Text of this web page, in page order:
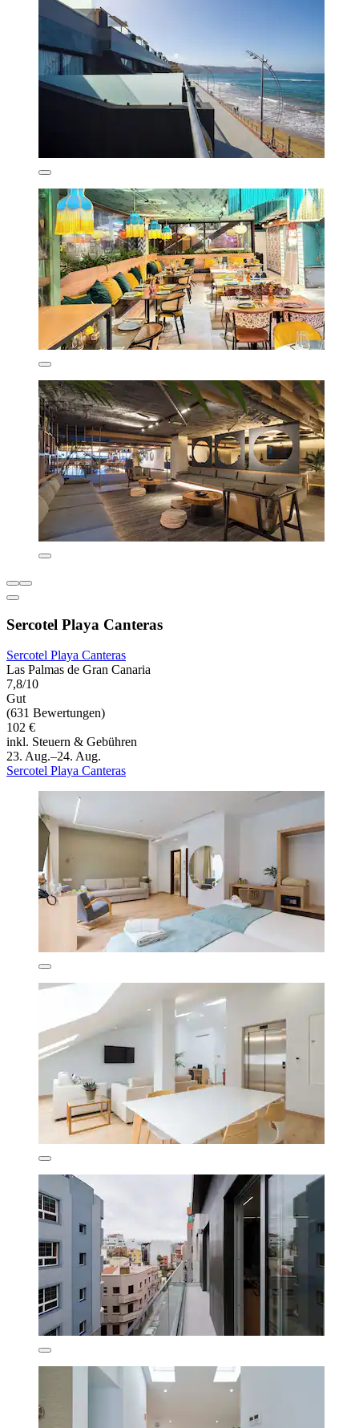
Sercotel Playa Canteras
Sercotel Playa Canteras
Las Palmas de Gran Canaria
7,8/10
Gut
(631 Bewertungen)
102 €
inkl. Steuern & Gebühren
23. Aug.–24. Aug.
Sercotel Playa Canteras